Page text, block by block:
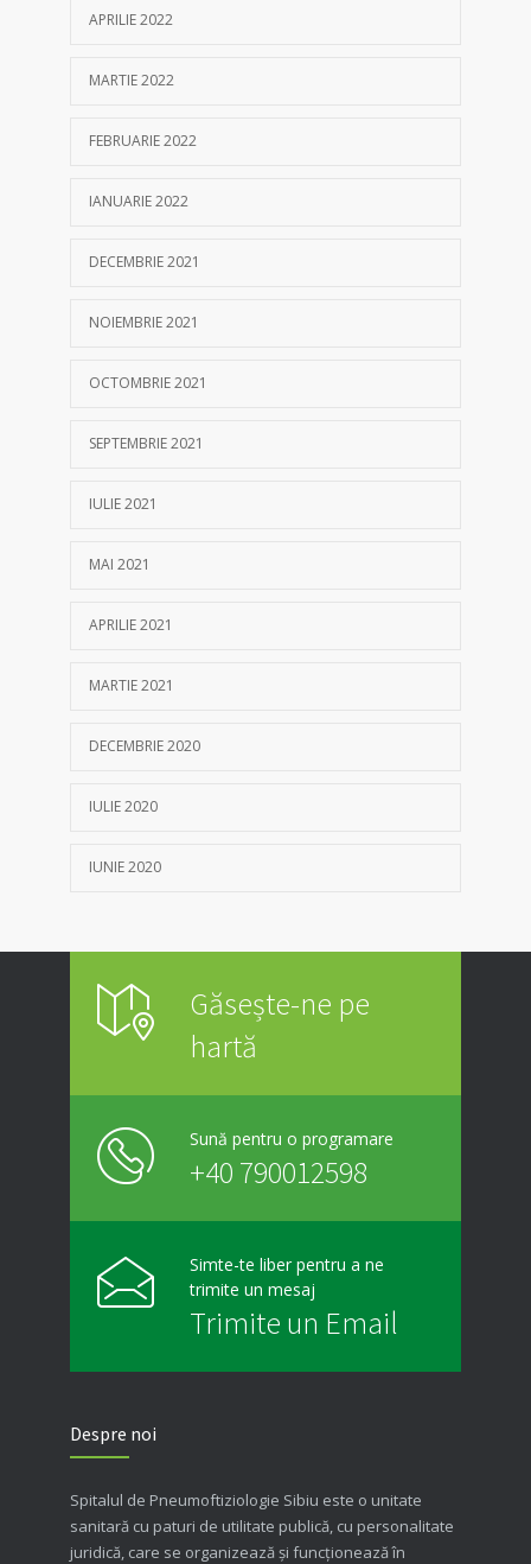
APRILIE 2022
MARTIE 2022
FEBRUARIE 2022
IANUARIE 2022
DECEMBRIE 2021
NOIEMBRIE 2021
OCTOMBRIE 2021
SEPTEMBRIE 2021
IULIE 2021
MAI 2021
APRILIE 2021
MARTIE 2021
DECEMBRIE 2020
IULIE 2020
IUNIE 2020
Găsește-ne pe
hartă
Sună pentru o programare
+40 790012598
Simte-te liber pentru a ne
trimite un mesaj
Trimite un Email
Despre noi
Spitalul de Pneumoftiziologie Sibiu este o unitate
sanitară cu paturi de utilitate publică, cu personalitate
juridică, care se organizează şi funcţionează în